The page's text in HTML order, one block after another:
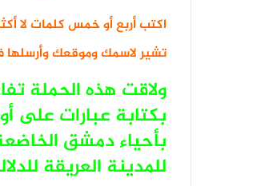
اكتب أربع أو خمس كلمات لا
تشير لاسمك وموقعك وأرسلها
ولاقت هذه الحملة
بكتابة عبارات على
بأحياء دمشق
للمدينة العريقة